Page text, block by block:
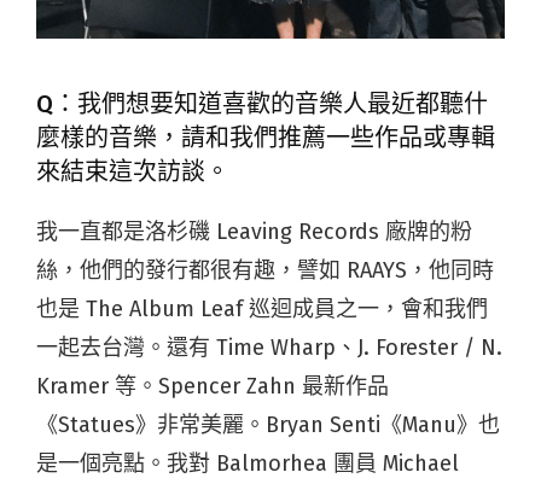
Q：我們想要知道喜歡的音樂人最近都聽什
麼樣的音樂，請和我們推薦一些作品或專輯
來結束這次訪談。
我一直都是洛杉磯 Leaving Records 廠牌的粉
絲，他們的發行都很有趣，譬如 RAAYS，他同時
也是 The Album Leaf 巡迴成員之一，會和我們
一起去台灣。還有 Time Wharp、J. Forester / N.
Kramer 等。Spencer Zahn 最新作品
《Statues》非常美麗。Bryan Senti《Manu》也
是一個亮點。我對 Balmorhea 團員 Michael